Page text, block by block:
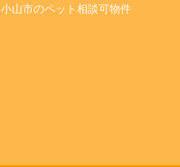
小山市のペット相談可物件